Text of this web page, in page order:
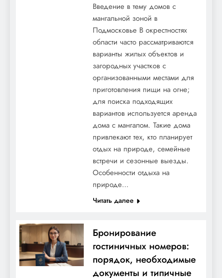
Введение в тему домов с
мангальной зоной в
Подмосковье В окрестностях
области часто рассматриваются
варианты жилых объектов и
загородных участков с
организованными местами для
приготовления пищи на огне;
для поиска подходящих
вариантов используется аренда
дома с мангалом. Такие дома
привлекают тех, кто планирует
отдых на природе, семейные
встречи и сезонные выезды.
Особенности отдыха на
природе…
Читать далее
Бронирование
гостиничных номеров:
порядок, необходимые
документы и типичные